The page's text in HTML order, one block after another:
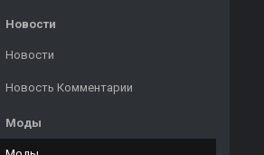
Новости
Новости
Новость Комментарии
Моды